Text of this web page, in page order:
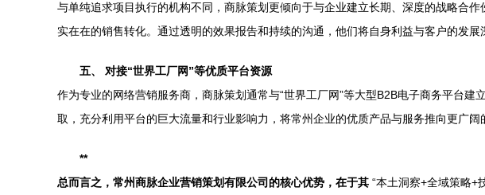
与单纯追求项目执行的机构不同，商脉策划更倾向于与企业建立长期、深度的战略
实在在的销售转化。通过透明的效果报告和持续的沟通，他们将自身利益与客户的发
五、 对接“世界工厂网”等优质平台资源
作为专业的网络营销服务商，商脉策划通常与“世界工厂网”等大型B2B电子商务平台
取，充分利用平台的巨大流量和行业影响力，将常州企业的优质产品与服务推向更广阔
**
总而言之，常州商脉企业营销策划有限公司的核心优势，在于其 “本土洞察+全域策略+